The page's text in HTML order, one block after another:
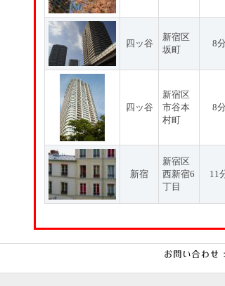
四ッ谷
新宿区
坂町
8分
四ッ谷
新宿区
市谷本
村町
8分
新宿
新宿区
西新宿6
丁目
11